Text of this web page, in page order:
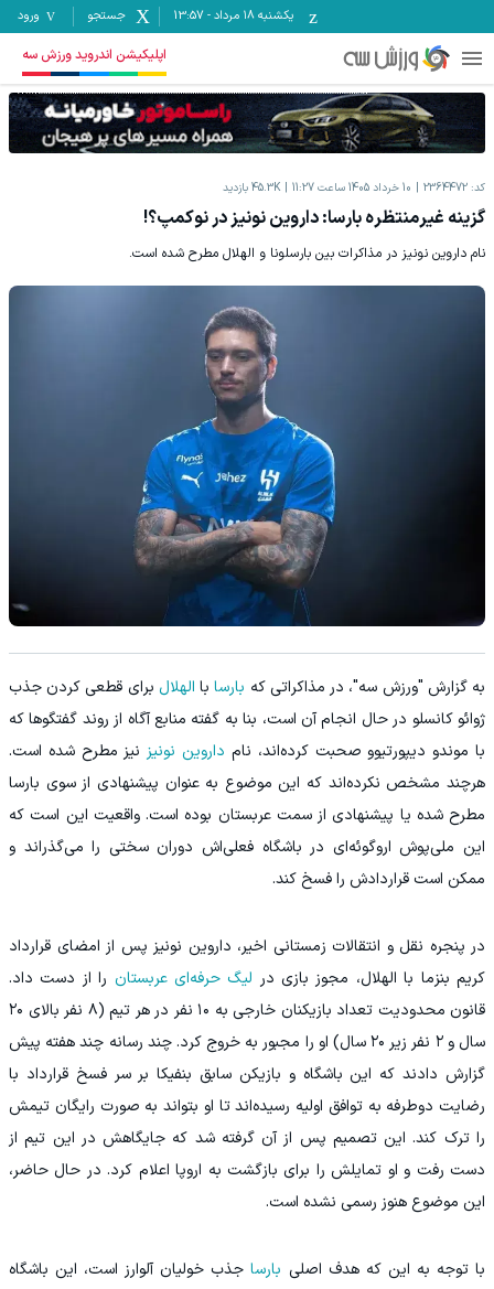
یکشنبه ۱۸ مرداد -
13:57 جستجو ورود
اپلیکیشن اندروید ورزش سه
کد: 2364472 10 خرداد 1405 ساعت 11:27 45.3K بازدید
گزینه غیرمنتظره بارسا: داروین نونیز در نوکمپ؟!
نام داروین نونیز در مذاکرات بین بارسلونا و الهلال مطرح شده است.
به گزارش "ورزش سه"، در مذاکراتی که بارسابا الهلال برای قطعی کردن جذب
ژوائو کانسلو در حال انجام آن است، بنا به گفته منابع آگاه از روند گفتگوها که
با موندو دیپورتیوو صحبت کرده‌اند، نام داروین نونیز نیز مطرح شده است.
هرچند مشخص نکرده‌اند که این موضوع به‌ عنوان پیشنهادی از سوی بارسا
مطرح شده یا پیشنهادی از سمت عربستان بوده است. واقعیت این است که
این ملی‌پوش اروگوئه‌ای در باشگاه فعلی‌اش دوران سختی را می‌گذراند و
ممکن است قراردادش را فسخ کند.
در پنجره نقل‌ و انتقالات زمستانی اخیر، داروین نونیز پس از امضای قرارداد
کریم بنزما با الهلال، مجوز بازی در لیگ حرفه‌ای عربستان را از دست داد.
قانون محدودیت تعداد بازیکنان خارجی به ۱۰ نفر در هر تیم (۸ نفر بالای ۲۰
سال و ۲ نفر زیر ۲۰ سال) او را مجبور به خروج کرد. چند رسانه چند هفته پیش
گزارش دادند که این باشگاه و بازیکن سابق بنفیکا بر سر فسخ قرارداد با
رضایت دوطرفه به توافق اولیه رسیده‌اند تا او بتواند به‌ صورت رایگان تیمش
را ترک کند. این تصمیم پس از آن گرفته شد که جایگاهش در این تیم از
دست رفت و او تمایلش را برای بازگشت به اروپا اعلام کرد. در حال حاضر،
این موضوع هنوز رسمی نشده است.
با توجه به این‌ که هدف اصلی بارساجذب خولیان آلوارز است، این باشگاه